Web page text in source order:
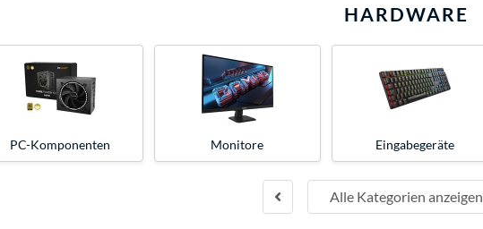
HARDWARE
Alle Kategorien anzeigen
PC-Komponenten Monitore Eingabegeräte